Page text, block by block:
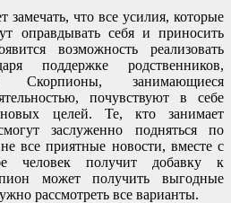
замечать, что все усилия, которые
оправдывать себя и приносить
возможность реализовать
поддержке родственников,
Скорпионы, занимающиеся
почувствуют в себе
целей. Те, кто занимает
заслуженно подняться по
все приятные новости, вместе с
человек получит добавку к
может получить выгодные
рассмотреть все варианты.